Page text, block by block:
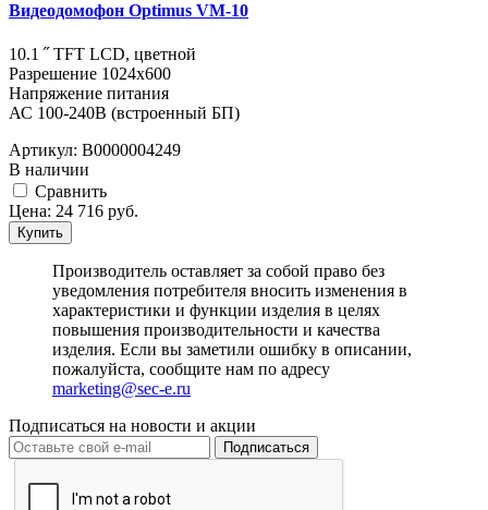
Видеодомофон Optimus VM-10
10.1 ˝ TFT LCD, цветной
Разрешение 1024x600
Напряжение питания
АС 100-240В (встроенный БП)
Артикул: В0000004249
В наличии
Cравнить
Цена: 24 716 руб.
Купить
Производитель оставляет за собой право без
уведомления потребителя вносить изменения в
характеристики и функции изделия в целях
повышения производительности и качества
изделия. Если вы заметили ошибку в описании,
пожалуйста, сообщите нам по адресу
marketing@sec-e.ru
Подписаться на новости и акции
Подписаться